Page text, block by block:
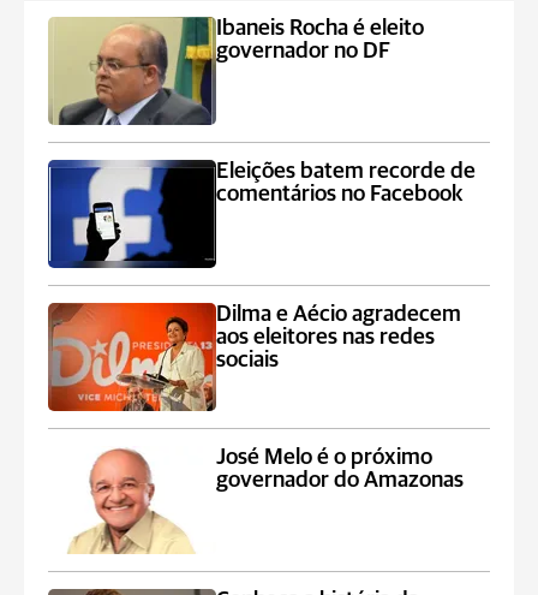
Ibaneis Rocha é eleito
governador no DF
Eleições batem recorde de
comentários no Facebook
Dilma e Aécio agradecem
aos eleitores nas redes
sociais
José Melo é o próximo
governador do Amazonas